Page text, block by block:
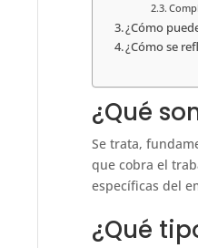
¿Cómo
¿Cómo se
¿Qué
Se trata,
que cobra el
específicas del
¿Qué